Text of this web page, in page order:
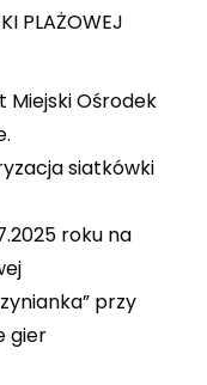
PLAŻOWEJ
Ośrodek
siatkówki
roku na
przy
gier